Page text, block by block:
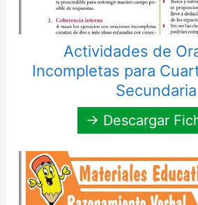
Actividades de
Incompletas para
Secundaria
→ Descargar